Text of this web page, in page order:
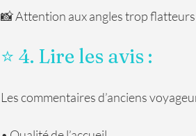
📸 Attention aux angles trop
⭐ 4. Lire les avis :
Les commentaires d’anciens